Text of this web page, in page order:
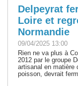
Delpeyrat
Loire et
Normandie
09/04/2025 13:00
Rien ne va plus à
2012 par le groupe
artisanal en matière
poisson, devrait